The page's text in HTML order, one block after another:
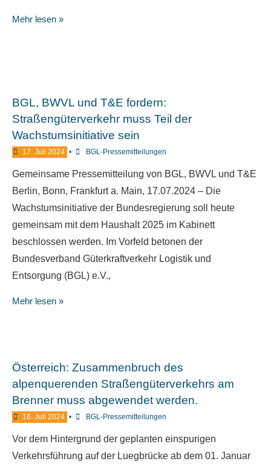
Mehr lesen »
BGL, BWVL und T&E fordern:
Straßengüterverkehr muss Teil der
Wachstumsinitiative sein
17. Juli 2024 • BGL-Pressemitteilungen
Gemeinsame Pressemitteilung von BGL, BWVL und T&E
Berlin, Bonn, Frankfurt a. Main, 17.07.2024 – Die
Wachstumsinitiative der Bundesregierung soll heute
gemeinsam mit dem Haushalt 2025 im Kabinett
beschlossen werden. Im Vorfeld betonen der
Bundesverband Güterkraftverkehr Logistik und
Entsorgung (BGL) e.V.,
Mehr lesen »
Österreich: Zusammenbruch des
alpenquerenden Straßengüterverkehrs am
Brenner muss abgewendet werden.
16. Juli 2024 • BGL-Pressemitteilungen
Vor dem Hintergrund der geplanten einspurigen
Verkehrsführung auf der Luegbrücke ab dem 01. Januar